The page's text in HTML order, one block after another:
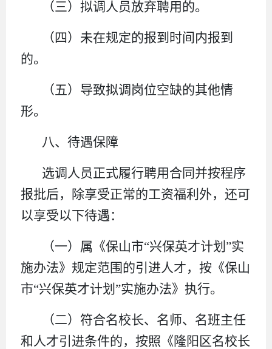
（三）拟调人员放弃聘用的。
（四）未在规定的报到时间内报到
的。
（五）导致拟调岗位空缺的其他情
形。
八、待遇保障
选调人员正式履行聘用合同并按程序
报批后，除享受正常的工资福利外，还可
以享受以下待遇：
（一）属《保山市“兴保英才计划”实
施办法》规定范围的引进人才，按《保山
市“兴保英才计划”实施办法》执行。
（二）符合名校长、名师、名班主任
和人才引进条件的，按照《隆阳区名校长